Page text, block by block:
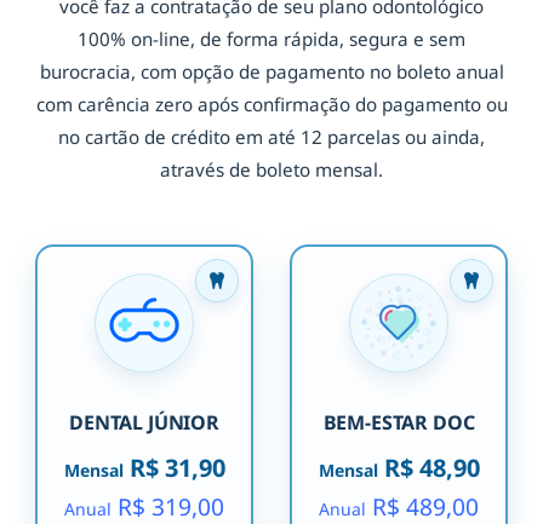
você faz a contratação de seu plano odontológico
100% on-line, de forma rápida, segura e sem
burocracia, com opção de pagamento no boleto anual
com carência zero após confirmação do pagamento ou
no cartão de crédito em até 12 parcelas ou ainda,
através de boleto mensal.
DENTAL JÚNIOR
MensalR$ 31,90
Anual R$ 319,00
BEM-ESTAR DOC
MensalR$ 48,90
Anual R$ 489,00